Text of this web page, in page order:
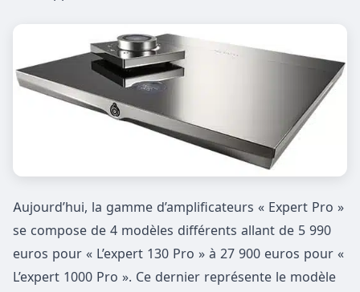
Aujourd’hui, la gamme d’amplificateurs « Expert Pro »
se compose de 4 modèles différents allant de 5 990
euros pour « L’expert 130 Pro » à 27 900 euros pour «
L’expert 1000 Pro ». Ce dernier représente le modèle